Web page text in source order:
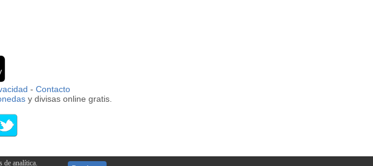
de analítica.
- Contacto
y divisas online gratis.